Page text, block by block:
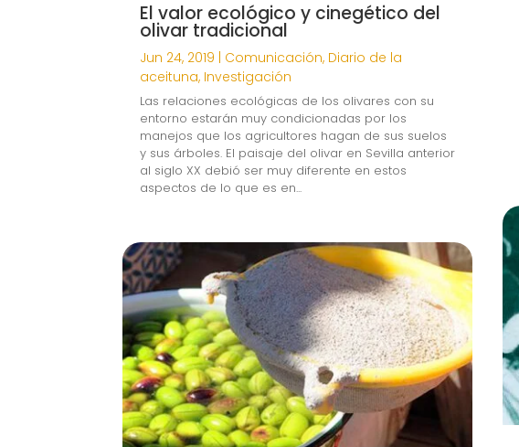
El valor ecológico y cinegético del
olivar tradicional
Jun 24, 2019 Comunicación, Diario de la
aceituna, Investigación
Las relaciones ecológicas de los olivares con su
entorno estarán muy condicionadas por los
manejos que los agricultores hagan de sus suelos
y sus árboles. El paisaje del olivar en Sevilla anterior
al siglo XX debió ser muy diferente en estos
aspectos de lo que es en...